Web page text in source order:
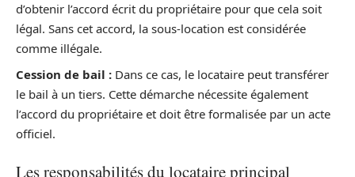
d’obtenir l’accord écrit du propriétaire pour que cela soit
légal. Sans cet accord, la sous-location est considérée
comme illégale.
Cession de bail : Dans ce cas, le locataire peut transférer
le bail à un tiers. Cette démarche nécessite également
l’accord du propriétaire et doit être formalisée par un acte
officiel.
Les responsabilités du locataire principal